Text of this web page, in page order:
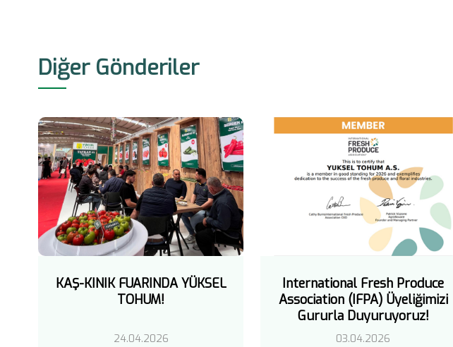
Diğer Gönderiler
KAŞ-KINIK FUARINDA YÜKSEL
TOHUM!
24.04.2026
International Fresh Produce
Association (IFPA) Üyeliğimizi
Gururla Duyuruyoruz!
03.04.2026